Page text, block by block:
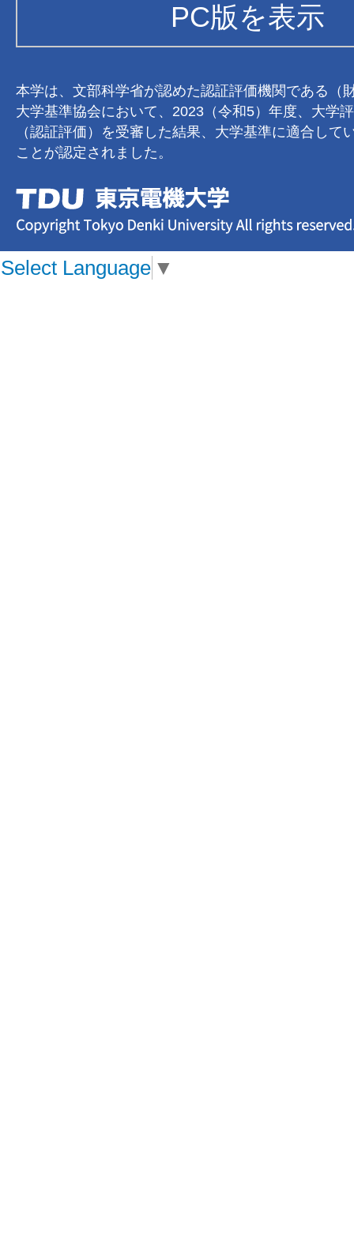
PC版を表示
本学は、文部科学省が認めた認証評価機関である（
大学基準協会において、2023（令和5）年度、大学
（認証評価）を受審した結果、大学基準に適合して
ことが認定されました。
Select Language ▼